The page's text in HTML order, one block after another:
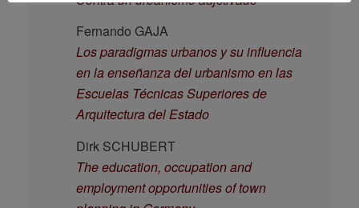
Fernando GAJA
Los paradigmas urbanos y su influencia
en la enseñanza del urbanismo en las
Escuelas Técnicas Superiores de
Arquitectura del Estado
Dirk SCHUBERT
The education, occupation and
employment opportunities of town